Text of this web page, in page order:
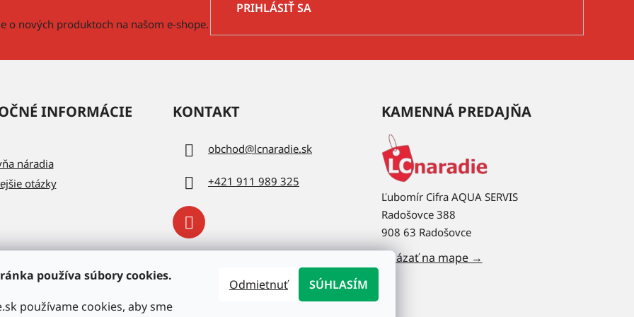
používa súbory cookies.
používame cookies, aby sme
Odmietnuť SÚHLASÍM
o nových produktoch na našom e-shope.
PRIHLÁSIŤ SA
INFORMÁCIE
náradia
otázky
KONTAKT
obchod@lcnaradie.sk
+421 911 989 325
KAMENNÁ PREDAJŇA
Ľubomír Cifra AQUA SERVIS
Radošovce 388
908 63 Radošovce
Ukázať na mape →